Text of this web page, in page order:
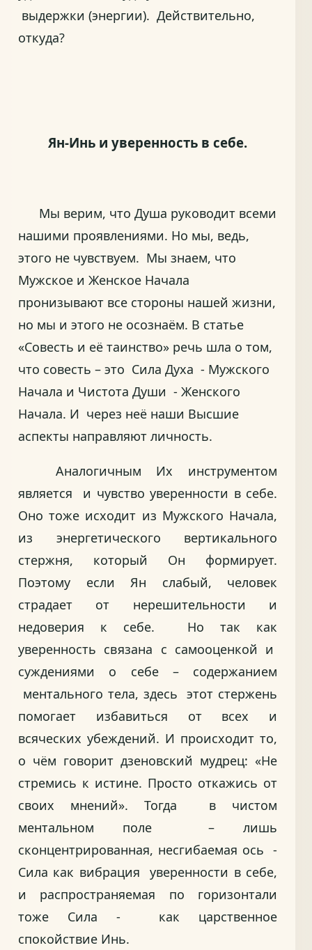
выдержки (энергии). Действительно,
откуда?
Ян-Инь и уверенность в себе.
Мы верим, что Душа руководит всеми
нашими проявлениями. Но мы, ведь,
этого не чувствуем. Мы знаем, что
Мужское и Женское Начала
пронизывают все стороны нашей жизни,
но мы и этого не осознаём. В статье
«Совесть и её таинство» речь шла о том,
что совесть – это Сила Духа - Мужского
Начала и Чистота Души - Женского
Начала. И через неё наши Высшие
аспекты направляют личность.
Аналогичным Их инструментом
является и чувство уверенности в себе.
Оно тоже исходит из Мужского Начала,
из энергетического вертикального
стержня, который Он формирует.
Поэтому если Ян слабый, человек
страдает от нерешительности и
недоверия к себе. Но так как
уверенность связана с самооценкой и
суждениями о себе – содержанием
ментального тела, здесь этот стержень
помогает избавиться от всех и
всяческих убеждений. И происходит то,
о чём говорит дзеновский мудрец: «Не
стремись к истине. Просто откажись от
своих мнений». Тогда в чистом
ментальном поле – лишь
сконцентрированная, несгибаемая ось -
Сила как вибрация уверенности в себе,
и распространяемая по горизонтали
тоже Сила - как царственное
спокойствие Инь.